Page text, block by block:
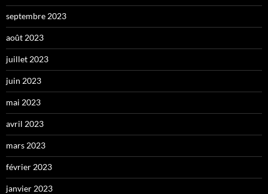
septembre 2023
août 2023
juillet 2023
juin 2023
mai 2023
avril 2023
mars 2023
février 2023
janvier 2023